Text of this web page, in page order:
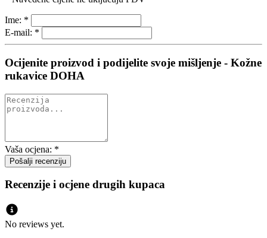
Ime: *
E-mail: *
Ocijenite proizvod i podijelite svoje mišljenje - Kožne
rukavice DOHA
Vaša ocjena: *
Recenzije i ocjene drugih kupaca
No reviews yet.